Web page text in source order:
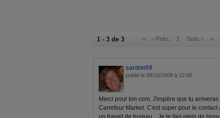
1 - 3 de 3 « ‹ Préc. 1 Suiv. › »
sardon59
publié le 08/10/2009 à 22:00
Merci pour ton com. J'espère que tu
Carrefour Market. C'est super pour le
un travail de bureau... Je te fais plein de